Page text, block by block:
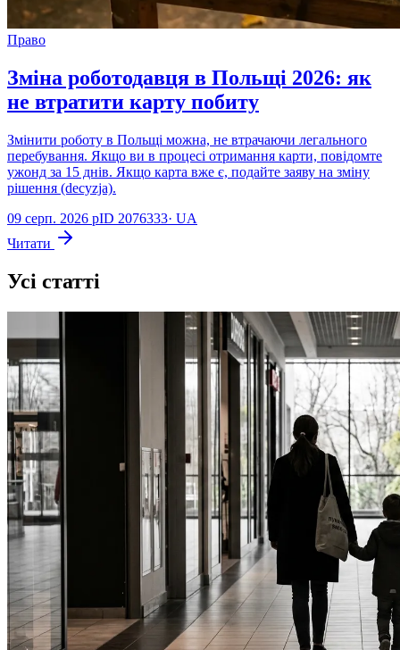
Право
Зміна роботодавця в Польщі 2026: як
не втратити карту побиту
Змінити роботу в Польщі можна, не втрачаючи легального
перебування. Якщо ви в процесі отримання карти, повідомте
ужонд за 15 днів. Якщо карта вже є, подайте заяву на зміну
рішення (decyzja).
09 серп. 2026 рID 2076333· UA
Читати
Усі статті